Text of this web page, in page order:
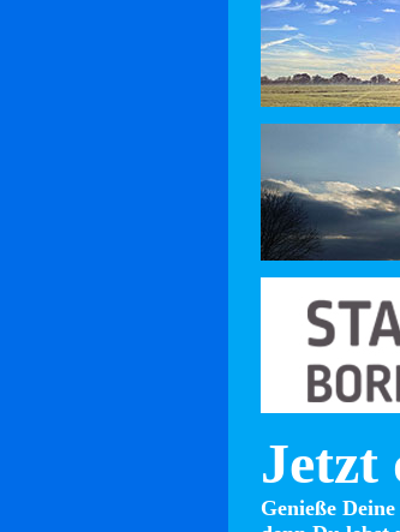
Jetzt
Genieße